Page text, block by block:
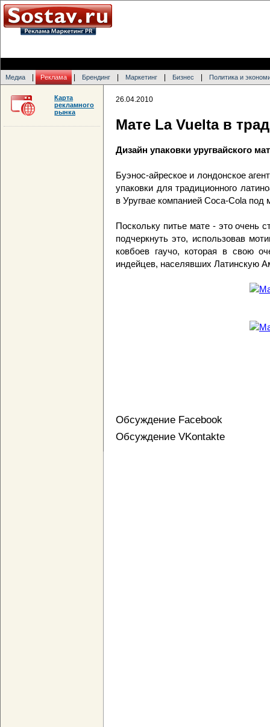
Медиа Реклама Брендинг Маркетинг Бизнес Политика и
26.04.2010
Мате La Vuelta в
Дизайн упаковки уругвайского
Буэнос-айреское и лондонское
упаковки для традиционного
в Уругвае компанией Coca-Cola под
Поскольку питье мате - это очень
подчеркнуть это, использовав
ковбоев гаучо, которая в свою
индейцев, населявших Латинскую
Обсуждение Facebook
Обсуждение VKontakte
Карта
рекламного
рынка